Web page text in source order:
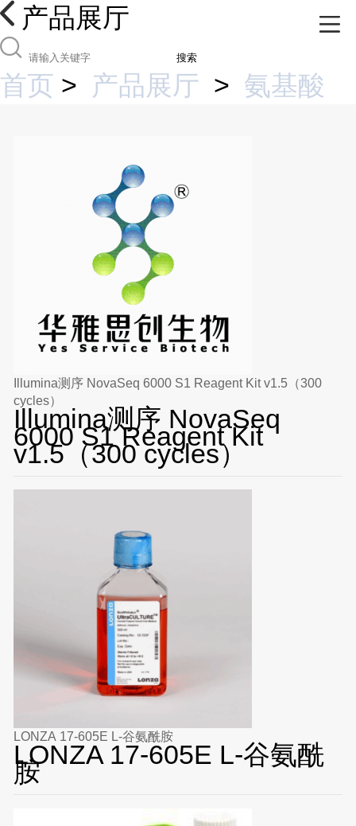
产品展厅
搜索
首页 > 产品展厅 > 氨基酸
Illumina测序 NovaSeq 6000 S1 Reagent Kit v1.5（300
cycles）
Illumina测序 NovaSeq
6000 S1 Reagent Kit
v1.5（300 cycles）
LONZA 17-605E L-谷氨酰胺
LONZA 17-605E L-谷氨酰
胺